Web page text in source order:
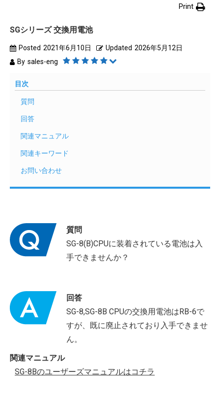
Print
SGシリーズ 交換用電池
Posted 2021年6月10日 Updated 2026年5月12日
By sales-eng
目次
質問
回答
関連マニュアル
関連キーワード
お問い合わせ
質問
SG-8(B)CPUに装着されている電池は入
手できませんか？
回答
SG-8,SG-8B CPUの交換用電池はRB-6で
すが、既に廃止されており入手できませ
ん。
関連マニュアル
SG-8Bのユーザーズマニュアルはコチラ